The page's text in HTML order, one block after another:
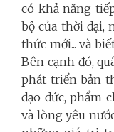
có khả năng
bộ của thời đại,
thức mới... và
Bên cạnh đó,
phát triển bản
đạo đức, phẩm
và lòng yêu